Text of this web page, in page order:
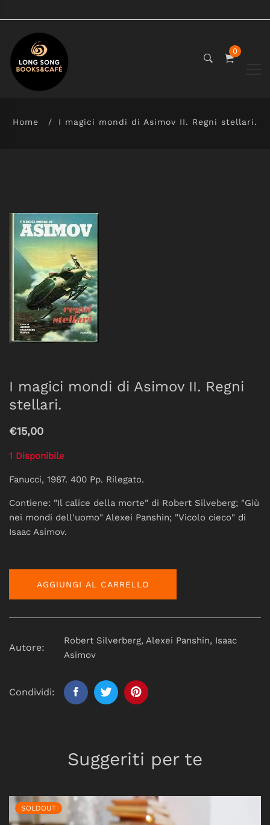
0
Home I magici mondi di Asimov II. Regni stellari.
I magici mondi di Asimov II. Regni
stellari.
€15,00
1 Disponibile
Fanucci, 1987. 400 Pp. Rilegato.
Contiene: "Il calice della morte" di Robert Silveberg; "Giù
nei mondi dell'uomo" Alexei Panshin; "Vicolo cieco" di
Isaac Asimov.
AGGIUNGI AL CARRELLO
Autore:
Robert Silverberg, Alexei Panshin, Isaac
Asimov
Condividi:
Suggeriti per te
SOLDOUT